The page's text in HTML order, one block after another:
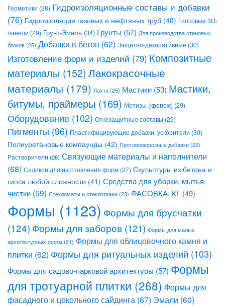
Герметики (28) Гидроизоляционные составы и добавки
(76) Гидроизоляция газовых и нефтяных труб (40) Гипсовые 3D-
панели (29) Грунт-Эмаль (34) Грунты (57) Для производства стеновых
блоков(25) Добавки в бетон (62) Защитно-декоративные (30)
Изготовление форм и изделий (79) Композитные
материалы (152) Лакокрасочные
материалы (179) Лахта(25) Мастики (53) Мастики,
битумы, праймеры (169) Метизы (крепеж) (29)
Оборудование (102) Огнезащитные составы (29)
Пигменты (96) Пластифицирующие добавки, ускорители (30)
Полиуретановые компаунды (42) Противоморозные добавки (22)
Растворители (26) Связующие материалы и наполнители
(68) Силикон для изготовления форм(27) Скульптуры из бетона и
гипса любой сложности (41) Средства для уборки, мытья,
чистки (59) Стекломаты и стеклоткани(23) ФАСОВКА, КГ (49)
Формы (1123) Формы для брусчатки
(124) Формы для заборов (121) Формы для малых
архитектурных форм (21) Формы для облицовочного камня и
плитки (62) Формы для ритуальных изделий (103)
Формы для садово-парковой архитектуры (57) Формы
для тротуарной плитки (268) Формы для
фасадного и цокольного сайдинга (67) Эмали (60)